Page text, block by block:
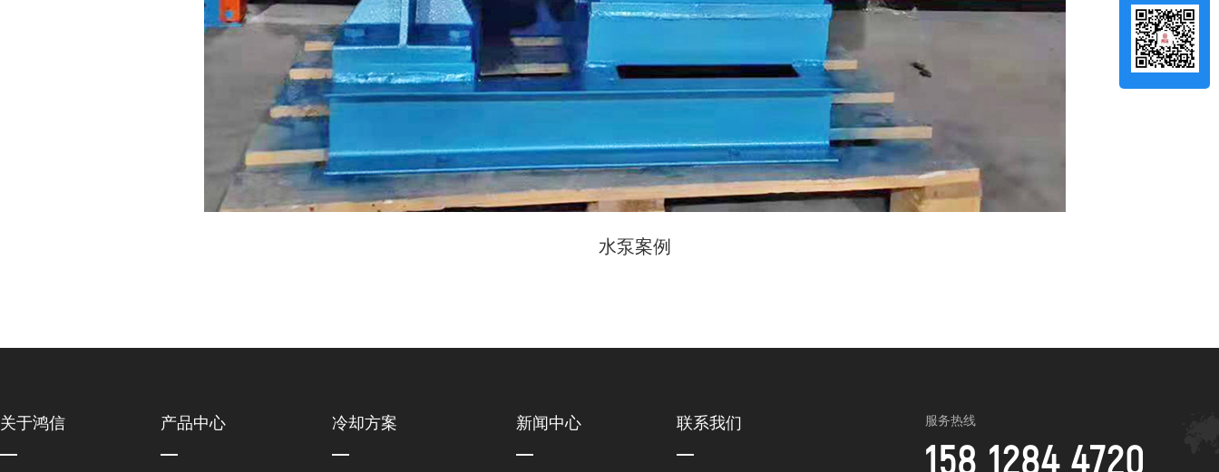
水泵案例
关于鸿信 产品中心 冷却方案 新闻中心 联系我们 服务热线
158 1284 4720